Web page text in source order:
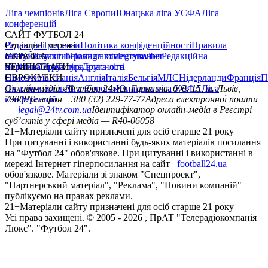
Ліга чемпіонівЛіга ЄвропиЮнацька ліга УЄФАЛіга
конференцій
САЙТ ФУТБОЛ 24
РедакціяПрогнозиПолітика конфіденційностіПравила
сайтуКонтактиПравила коментуванняРедакційна
політикаСтруктура власності
Соціальні мережі
facebookxyoutubeinstagramtelegramviber
УКРАЇНА
УкраїнаПерша лігаДруга ліга
ЧЕМПІОНАТИ
НімеччинаІспаніяАнгліяІталіяБельгіяМЛСНідерландиФранція
ЄВРОКУБКИ
Ліга чемпіонівЛіга ЄвропиЮнацька ліга УЄФАЛіга
конференцій
Онлайн-медіа «Футбол 24»пл. Галицька, буд. 15, м. Львів,
79008Телефон +380 (32) 229-77-77Адреса електронної пошти
— legal@24tv.com.uaІдентифікатор онлайн-медіа в Реєстрі
суб’єктів у сфері медіа — R40-06058
21+Матеріали сайту призначені для осіб старше 21 року
При цитуванні і використанні будь-яких матеріалів посилання
на "Футбол 24" обов'язкове. При цитуванні і використанні в
мережі Інтернет гіперпосилання на сайт
football24.ua
обов'язкове. Матеріали зі знаком "Спецпроект",
"Партнерський матеріал", "Реклама", "Новини компаній"
публікуємо на правах реклами.
21+Матеріали сайту призначені для осіб старше 21 року
Усi права захищенi. © 2005 - 2026 , ПрАТ "Телерадіокомпанія
Люкс". "Футбол 24".